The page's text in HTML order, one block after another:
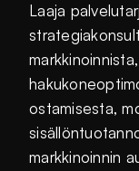
Laaja
ostamisesta,
markkinoinnin